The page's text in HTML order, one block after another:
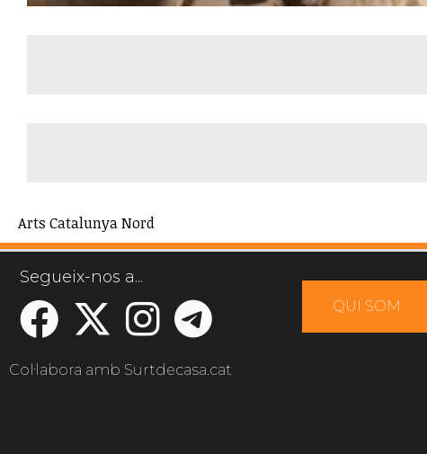
Arts Catalunya Nord
Segueix-nos a...
QUI SOM
Col·labora amb Surtdecasa.cat